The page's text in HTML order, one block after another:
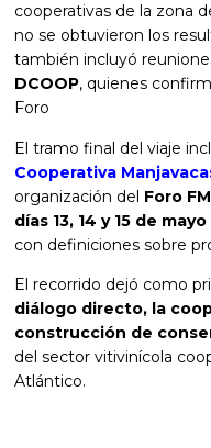
cooperativas de la zona
no se obtuvieron los
también incluyó
DCOOP, quienes
Foro
El tramo final del viaje
Cooperativa
organización del Foro
días 13, 14 y 15 de
con definiciones sobre
El recorrido dejó como
diálogo directo, la
construcción de
del sector vitivinícola
Atlántico.